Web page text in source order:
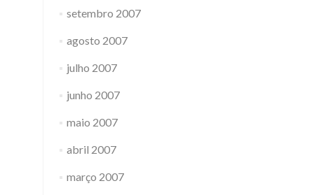
setembro 2007
agosto 2007
julho 2007
junho 2007
maio 2007
abril 2007
março 2007